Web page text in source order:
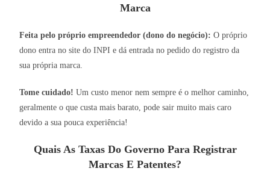
Marca
Feita pelo próprio empreendedor (dono do negócio): O próprio
dono entra no site do INPI e dá entrada no pedido do registro da
sua própria marca.
Tome cuidado! Um custo menor nem sempre é o melhor caminho,
geralmente o que custa mais barato, pode sair muito mais caro
devido a sua pouca experiência!
Quais As Taxas Do Governo Para Registrar
Marcas E Patentes?